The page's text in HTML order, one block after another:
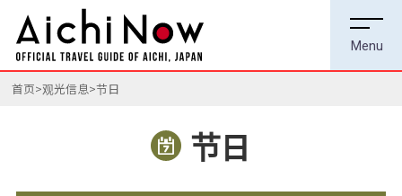
首页 观光信息 节日
节日